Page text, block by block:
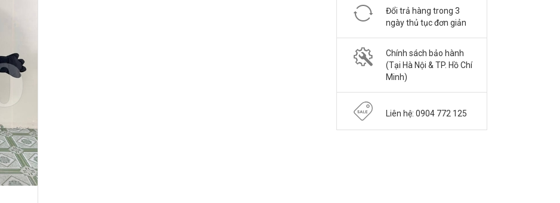
Đổi trả hàng trong 3
ngày thủ tục đơn giản
Chính sách bảo hành
(Tại Hà Nội & TP. Hồ Chí
Minh)
Liên hệ: 0904 772 125